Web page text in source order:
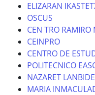
ELIZARAN
OSCUS
CEN TRO RAMIRO
CEINPRO
CENTRO DE
POLITECNICO
NAZARET
MARIA